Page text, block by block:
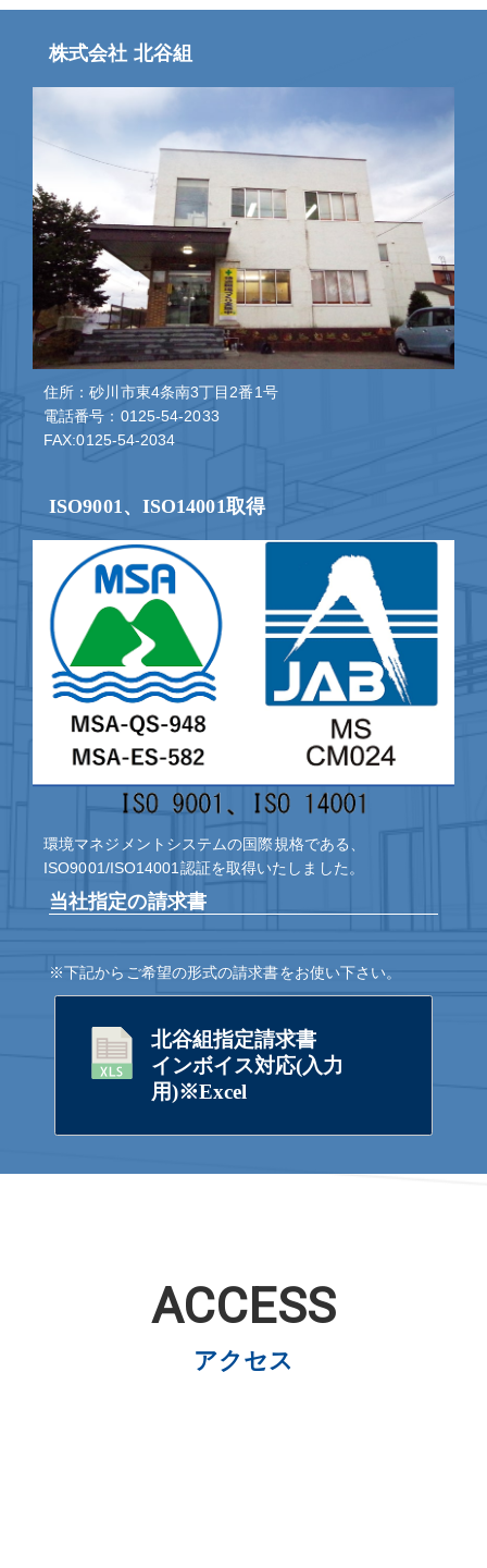
株式会社 北谷組
住所：砂川市東4条南3丁目2番1号
電話番号：0125-54-2033
FAX:0125-54-2034
ISO9001、ISO14001取得
環境マネジメントシステムの国際規格である、
ISO9001/ISO14001認証を取得いたしました。
当社指定の請求書
※下記からご希望の形式の請求書をお使い下さい。
北谷組指定請求書
インボイス対応(入力
用)※Excel
ACCESS
アクセス